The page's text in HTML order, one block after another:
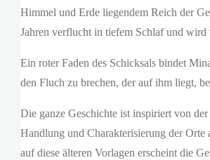
Himmel und Erde liegendem Reich der
Jahren verflucht in tiefem Schlaf und
Ein roter Faden des Schicksals bindet
den Fluch zu brechen, der auf ihm liegt,
Die ganze Geschichte ist inspiriert von
Handlung und Charakterisierung der Orte
auf diese älteren Vorlagen erscheint die